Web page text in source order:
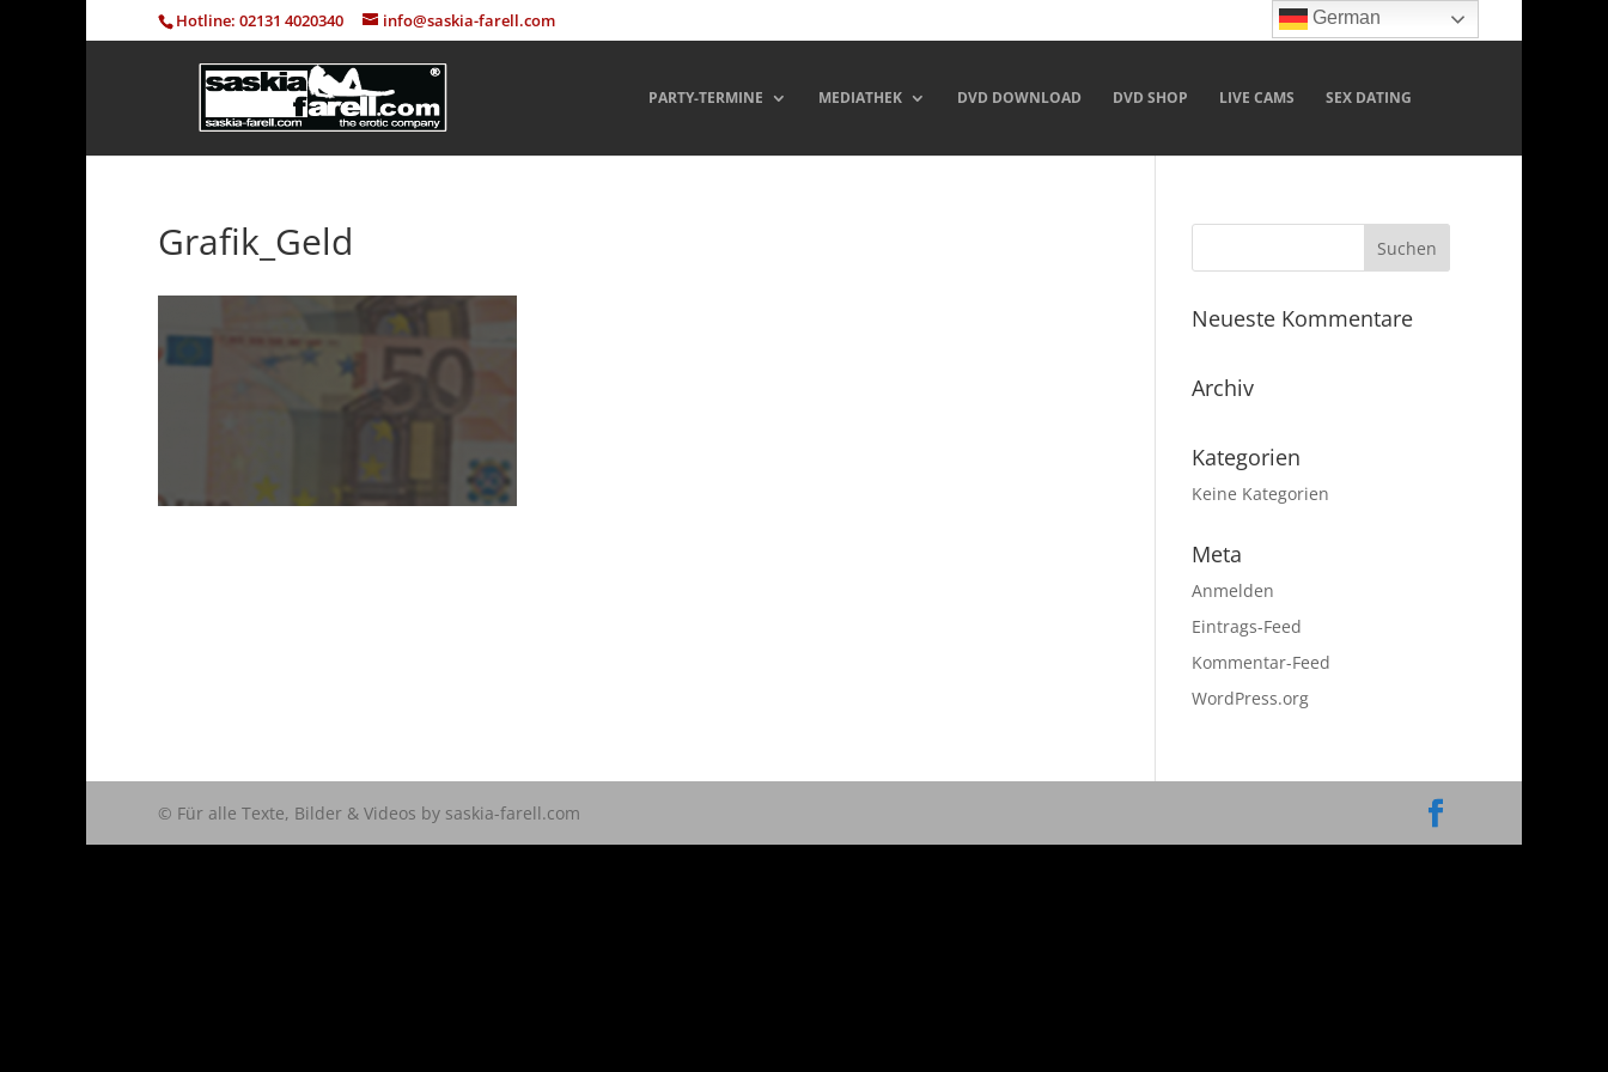
Hotline: 02131 4020340 info@saskia-farell.com
PARTY-TERMINE MEDIATHEK DVD DOWNLOAD DVD SHOP LIVE CAMS SEX DATING
Grafik_Geld
Neueste Kommentare
Archiv
Kategorien
Keine Kategorien
Meta
Anmelden
Eintrags-Feed
Kommentar-Feed
WordPress.org
© Für alle Texte, Bilder & Videos by saskia-farell.com
German